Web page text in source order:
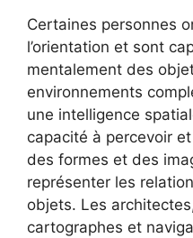
Certaines personnes
l’orientation et sont
mentalement des
environnements
une intelligence
capacité à percevoir
des formes et des
représenter les
objets. Les
cartographes et